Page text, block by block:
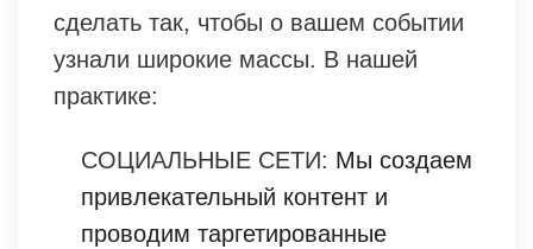
сделать так, чтобы о вашем событии
узнали широкие массы. В нашей
практике:
СОЦИАЛЬНЫЕ СЕТИ: Мы создаем
привлекательный контент и
проводим таргетированные